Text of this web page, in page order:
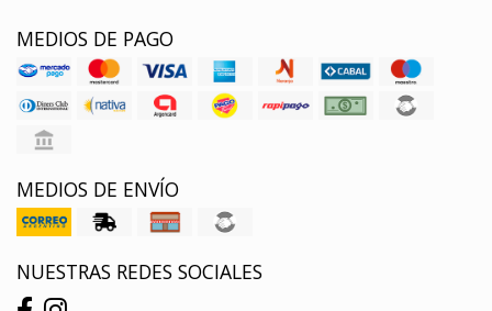
MEDIOS DE PAGO
MEDIOS DE ENVÍO
NUESTRAS REDES SOCIALES